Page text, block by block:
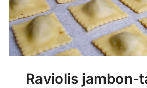
Raviolis jambon-